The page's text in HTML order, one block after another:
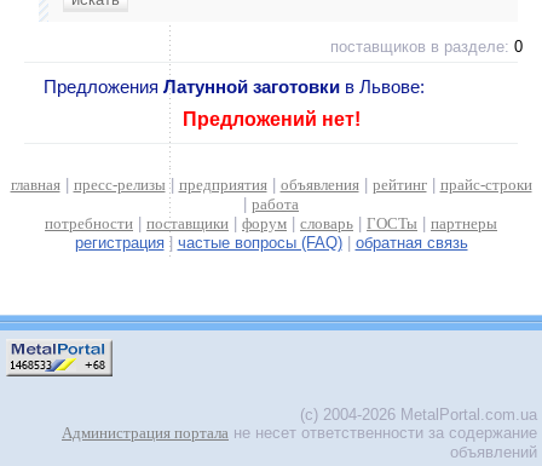
поставщиков в разделе: 0
Предложения Латунной заготовки в Львове:
Предложений нет!
главная| пресс-релизы | предприятия| объявления| рейтинг| прайс-строки
работа
потребности
поставщики форум словарь ГОСТы
партнеры
регистрация| частые вопросы (FAQ)| обратная связь
(c) 2004-2026 MetalPortal.com.ua
Администрация портала не несет ответственности за содержание
объявлений